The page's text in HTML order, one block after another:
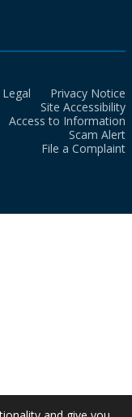
Legal
Privacy Notice
Site Accessibility
Access to Information
Scam Alert
File a Complaint